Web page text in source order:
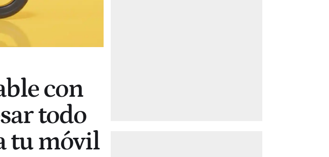
con
todo
tu móvil